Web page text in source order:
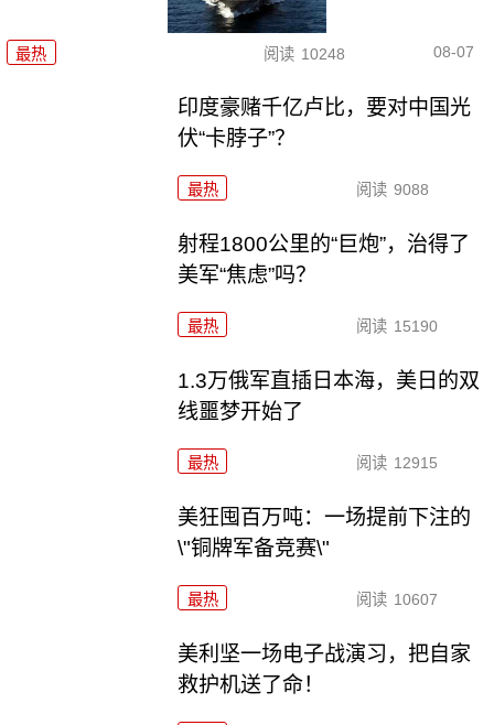
最热 阅读 10248 08-07
印度豪赌千亿卢比，要对中国光
伏“卡脖子”？
最热 阅读 9088
射程1800公里的“巨炮”，治得了
美军“焦虑”吗？
最热 阅读 15190
1.3万俄军直插日本海，美日的双
线噩梦开始了
最热 阅读 12915
美狂囤百万吨：一场提前下注的
\"铜牌军备竞赛\"
最热 阅读 10607
美利坚一场电子战演习，把自家
救护机送了命！